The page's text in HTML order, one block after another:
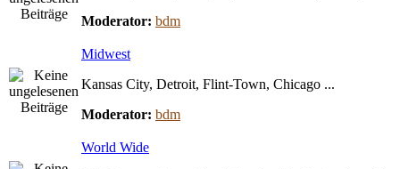
Moderator: bdm
Midwest
Kansas City, Detroit, Flint-Town, Chicago ...
Moderator: bdm
World Wide